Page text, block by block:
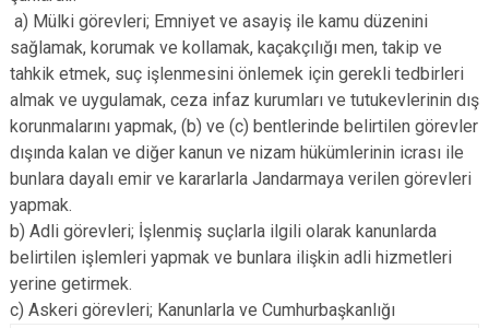
a) Mülki görevleri; Emniyet ve asayiş ile kamu düzenini
sağlamak, korumak ve kollamak, kaçakçılığı men, takip ve
tahkik etmek, suç işlenmesini önlemek için gerekli tedbirleri
almak ve uygulamak, ceza infaz kurumları ve tutukevlerinin dış
korunmalarını yapmak, (b) ve (c) bentlerinde belirtilen görevler
dışında kalan ve diğer kanun ve nizam hükümlerinin icrası ile
bunlara dayalı emir ve kararlarla Jandarmaya verilen görevleri
yapmak.
b) Adli görevleri; İşlenmiş suçlarla ilgili olarak kanunlarda
belirtilen işlemleri yapmak ve bunlara ilişkin adli hizmetleri
yerine getirmek.
c) Askeri görevleri; Kanunlarla ve Cumhurbaşkanlığı